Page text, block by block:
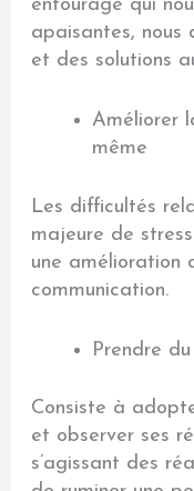
entourage qui
apaisantes,
et des solutions
Améliorer
même
Les difficultés
majeure de
une amélioration
communication.
Prendre
Consiste à
et observer ses
s’agissant des